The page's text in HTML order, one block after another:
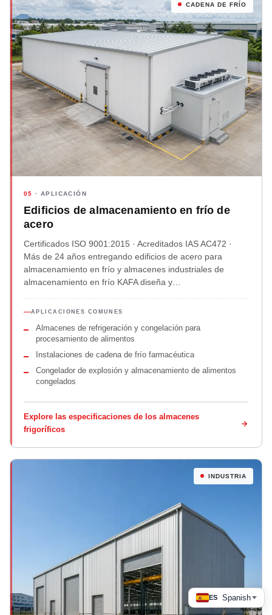
CADENA DE FRÍO
05 · APLICACIÓN
Edificios de almacenamiento en frío de
acero
Certificados ISO 9001:2015 · Acreditados IAS AC472 ·
Más de 24 años entregando edificios de acero para
almacenamiento en frío y almacenes industriales de
almacenamiento en frío KAFA diseña y…
APLICACIONES COMUNES
Almacenes de refrigeración y congelación para
procesamiento de alimentos
Instalaciones de cadena de frío farmacéutica
Congelador de explosión y almacenamiento de alimentos
congelados
Explore las especificaciones de los almacenes
frigoríficos
INDUSTRIA
ES Spanish